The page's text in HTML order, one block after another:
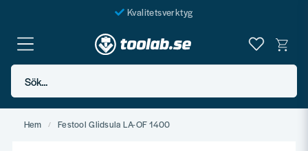
Kvalitetsverktyg
Fraktfritt över 999 SEK*
En järnhandel för alla
Sök...
Hem Festool Glidsula LA-OF 1400